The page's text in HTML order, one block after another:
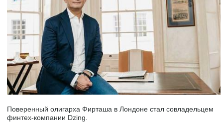
Поверенный олигарха Фирташа в Лондоне стал совладельцем
финтех-компании Dzing.